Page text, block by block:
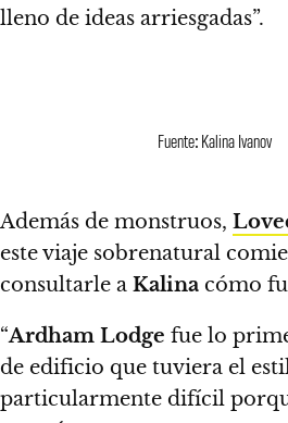
lleno de ideas arriesgadas”.
Fuente: Kalina Ivanov
Además de monstruos,
este viaje sobrenatural
consultarle a Kalina cómo
“Ardham Lodge fue lo
de edificio que tuviera el
particularmente difícil